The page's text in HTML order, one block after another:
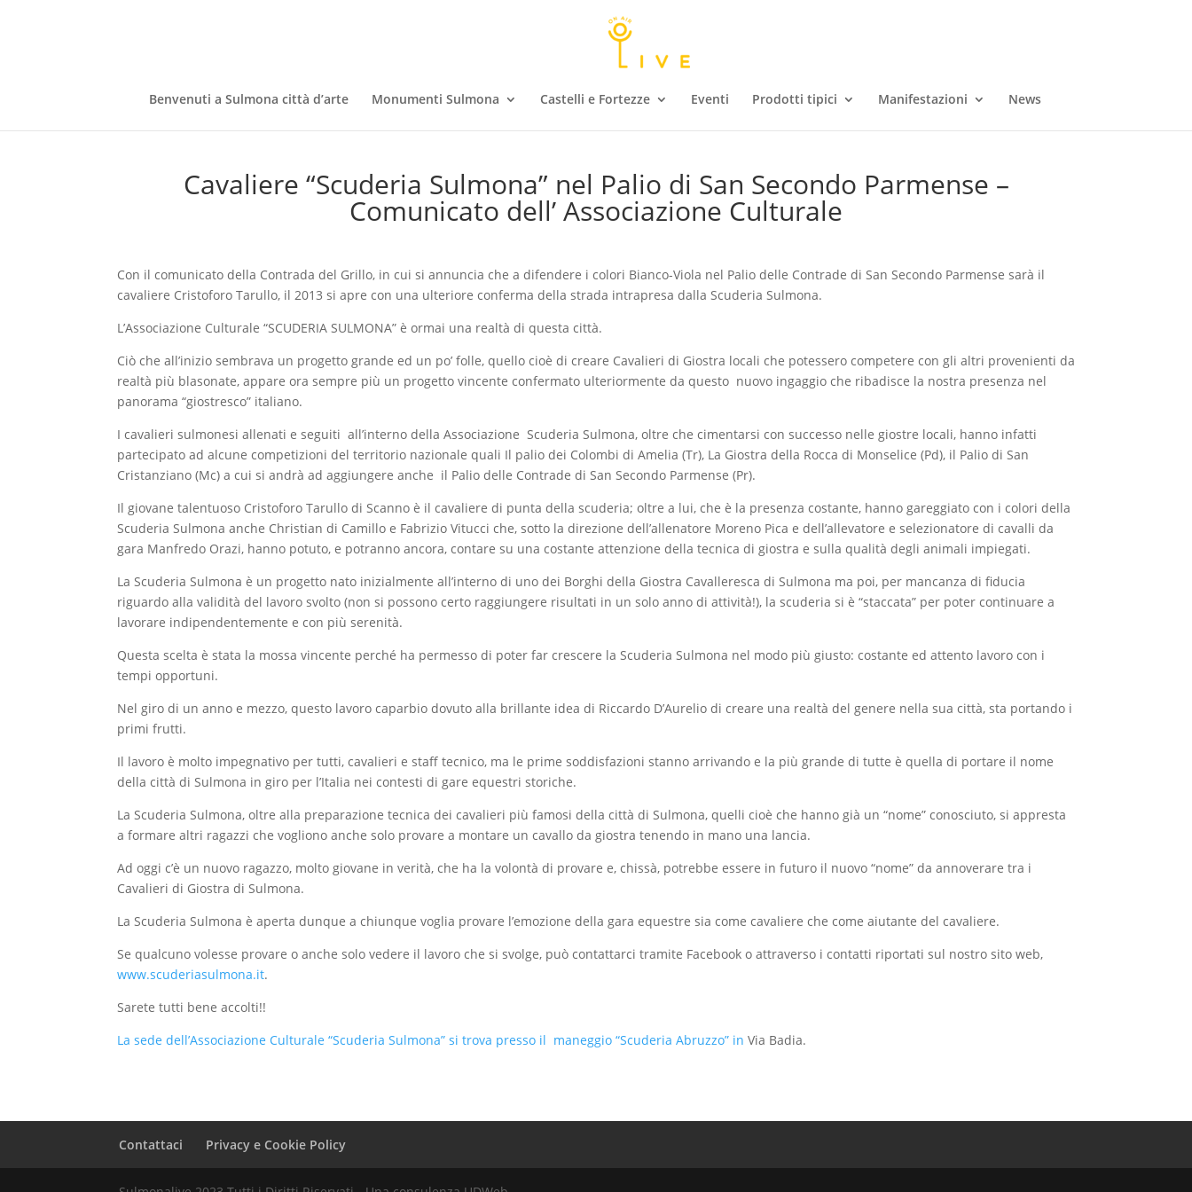
Benvenuti a Sulmona città d’arte Monumenti Sulmona Castelli e Fortezze Eventi Prodotti tipici Manifestazioni News
Cavaliere “Scuderia Sulmona” nel Palio di San Secondo Parmense –
Comunicato dell’ Associazione Culturale
Con il comunicato della Contrada del Grillo, in cui si annuncia che a difendere i colori Bianco-Viola nel Palio delle Contrade di San Secondo Parmense sarà il
cavaliere Cristoforo Tarullo, il 2013 si apre con una ulteriore conferma della strada intrapresa dalla Scuderia Sulmona.
L’Associazione Culturale “SCUDERIA SULMONA” è ormai una realtà di questa città.
Ciò che all’inizio sembrava un progetto grande ed un po’ folle, quello cioè di creare Cavalieri di Giostra locali che potessero competere con gli altri provenienti da
realtà più blasonate, appare ora sempre più un progetto vincente confermato ulteriormente da questo nuovo ingaggio che ribadisce la nostra presenza nel
panorama “giostresco” italiano.
I cavalieri sulmonesi allenati e seguiti all’interno della Associazione Scuderia Sulmona, oltre che cimentarsi con successo nelle giostre locali, hanno infatti
partecipato ad alcune competizioni del territorio nazionale quali Il palio dei Colombi di Amelia (Tr), La Giostra della Rocca di Monselice (Pd), il Palio di San
Cristanziano (Mc) a cui si andrà ad aggiungere anche il Palio delle Contrade di San Secondo Parmense (Pr).
Il giovane talentuoso Cristoforo Tarullo di Scanno è il cavaliere di punta della scuderia; oltre a lui, che è la presenza costante, hanno gareggiato con i colori della
Scuderia Sulmona anche Christian di Camillo e Fabrizio Vitucci che, sotto la direzione dell’allenatore Moreno Pica e dell’allevatore e selezionatore di cavalli da
gara Manfredo Orazi, hanno potuto, e potranno ancora, contare su una costante attenzione della tecnica di giostra e sulla qualità degli animali impiegati.
La Scuderia Sulmona è un progetto nato inizialmente all’interno di uno dei Borghi della Giostra Cavalleresca di Sulmona ma poi, per mancanza di fiducia
riguardo alla validità del lavoro svolto (non si possono certo raggiungere risultati in un solo anno di attività!), la scuderia si è “staccata” per poter continuare a
lavorare indipendentemente e con più serenità.
Questa scelta è stata la mossa vincente perché ha permesso di poter far crescere la Scuderia Sulmona nel modo più giusto: costante ed attento lavoro con i
tempi opportuni.
Nel giro di un anno e mezzo, questo lavoro caparbio dovuto alla brillante idea di Riccardo D’Aurelio di creare una realtà del genere nella sua città, sta portando i
primi frutti.
Il lavoro è molto impegnativo per tutti, cavalieri e staff tecnico, ma le prime soddisfazioni stanno arrivando e la più grande di tutte è quella di portare il nome
della città di Sulmona in giro per l’Italia nei contesti di gare equestri storiche.
La Scuderia Sulmona, oltre alla preparazione tecnica dei cavalieri più famosi della città di Sulmona, quelli cioè che hanno già un “nome” conosciuto, si appresta
a formare altri ragazzi che vogliono anche solo provare a montare un cavallo da giostra tenendo in mano una lancia.
Ad oggi c’è un nuovo ragazzo, molto giovane in verità, che ha la volontà di provare e, chissà, potrebbe essere in futuro il nuovo “nome” da annoverare tra i
Cavalieri di Giostra di Sulmona.
La Scuderia Sulmona è aperta dunque a chiunque voglia provare l’emozione della gara equestre sia come cavaliere che come aiutante del cavaliere.
Se qualcuno volesse provare o anche solo vedere il lavoro che si svolge, può contattarci tramite Facebook o attraverso i contatti riportati sul nostro sito web,
www.scuderiasulmona.it.
Sarete tutti bene accolti!!
La sede dell’Associazione Culturale “Scuderia Sulmona” si trova presso il maneggio “Scuderia Abruzzo” in Via Badia.
Contattaci Privacy e Cookie Policy